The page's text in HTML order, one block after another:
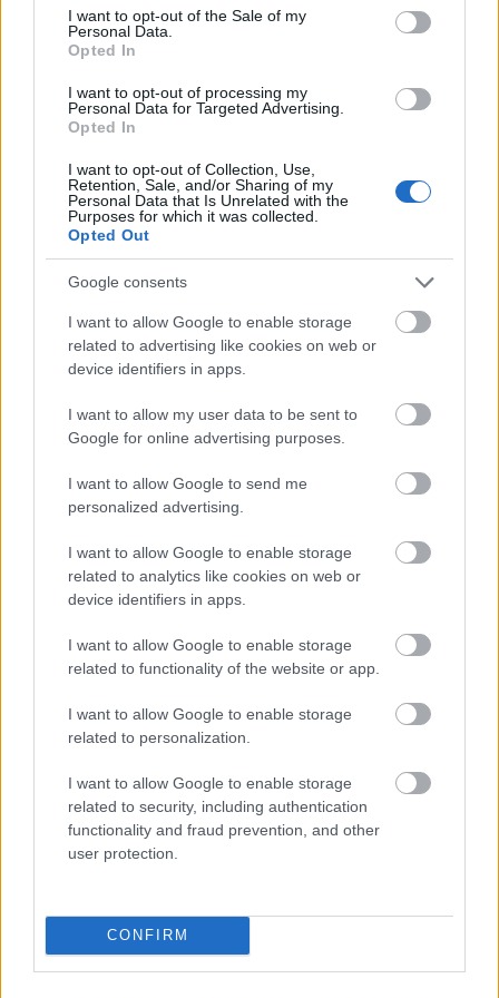
consent section.
I want to opt-out of the Sale of my
Personal Data.
Opted In
I want to opt-out of processing my
Personal Data for Targeted Advertising.
Opted In
I want to opt-out of Collection, Use,
Retention, Sale, and/or Sharing of my
Personal Data that Is Unrelated with the
Purposes for which it was collected.
Opted Out
Google consents
I want to allow Google to enable storage
related to advertising like cookies on web or
device identifiers in apps.
I want to allow my user data to be sent to
Google for online advertising purposes.
I want to allow Google to send me
personalized advertising.
I want to allow Google to enable storage
related to analytics like cookies on web or
device identifiers in apps.
I want to allow Google to enable storage
related to functionality of the website or app.
I want to allow Google to enable storage
related to personalization.
I want to allow Google to enable storage
related to security, including authentication
functionality and fraud prevention, and other
user protection.
CONFIRM
A hőségben is védik a növényzetet Pakson
MAGYAR ÉPÍTŐK
műemlékfelújítás műemlék restaurálás
Történelmi táj, amelynek minden köve mesél –
A projekt részeként megújulnak a területen található
műemlékek, köztük a különleges Műromok, valamint a közeli
Várkanyarban álló Nepomuki Szent János híd és szobor is.
Bicske Kelet csomópont építése